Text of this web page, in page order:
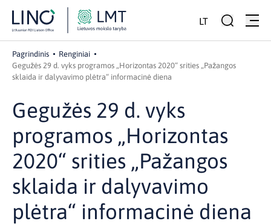
LT
Pagrindinis
Renginiai
Gegužės 29 d. vyks programos „Horizontas 2020“ srities „Pažangos
sklaida ir dalyvavimo plėtra“ informacinė diena
Gegužės 29 d. vyks
programos „Horizontas
2020“ srities „Pažangos
sklaida ir dalyvavimo
plėtra“ informacinė diena